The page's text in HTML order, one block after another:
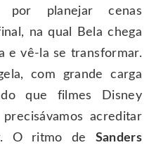
planejar cenas
na qual Bela chega
e vê-la se transformar.
com grande carga
que filmes Disney
acreditar
O ritmo de Sanders